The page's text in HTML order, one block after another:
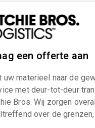
een offerte aan
uw materieel naar de
met deur-tot-deur
Bros. Wij zorgen
over de